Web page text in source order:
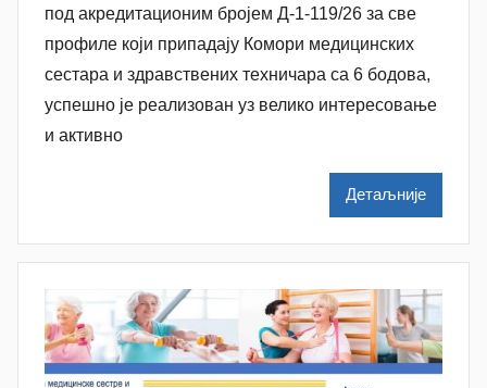
р
A
n
e
k
o
v
i
ć
под акредитационим бројем Д-1-119/26 за све
профиле који припадају Комори медицинских
сестара и здравствених техничара са 6 бодова,
успешно је реализован уз велико интересовање
и активно
Детаљније